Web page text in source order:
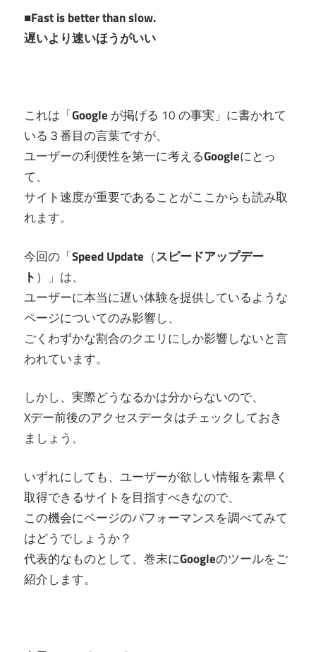
■Fast is better than slow.
遅いより速いほうがいい
これは「Googleが掲げる 10 の事実」に書かれて
いる３番目の言葉ですが、
ユーザーの利便性を第一に考えるGoogleにとっ
て、
サイト速度が重要であることがここからも読み取
れます。
今回の「Speed Update （スピードアップデー
ト）」は、
ユーザーに本当に遅い体験を提供しているような
ページについてのみ影響し、
ごくわずかな割合のクエリにしか影響しないと言
われています。
しかし、実際どうなるかは分からないので、
Xデー前後のアクセスデータはチェックしておき
ましょう。
いずれにしても、ユーザーが欲しい情報を素早く
取得できるサイトを目指すべきなので、
この機会にページのパフォーマンスを調べてみて
はどうでしょうか？
代表的なものとして、巻末にGoogleのツールをご
紹介します。